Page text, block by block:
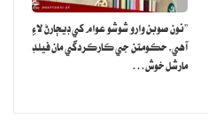
”نون صوبن وارو شوشو عوام کي ڊيڄارڻ لاءِ
آهي، حڪومتن جي ڪارڪردگي مان فيلڊ
مارشل خوش…